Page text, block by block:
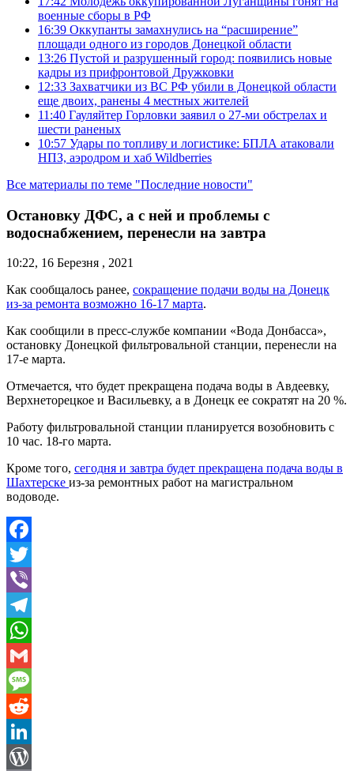
военные сборы в РФ
16:39 Оккупанты замахнулись на “расширение”
площади одного из городов Донецкой области
13:26 Пустой и разрушенный город: появились новые
кадры из прифронтовой Дружковки
12:33 Захватчики из ВС РФ убили в Донецкой области
еще двоих, ранены 4 местных жителей
11:40 Гауляйтер Горловки заявил о 27-ми обстрелах и
шести раненых
10:57 Удары по топливу и логистике: БПЛА атаковали
НПЗ, аэродром и хаб Wildberries
Все материалы по теме "Последние новости"
Остановку ДФС, а с ней и проблемы с
водоснабжением, перенесли на завтра
10:22, 16 Березня , 2021
Как сообщалось ранее, сокращение подачи воды на Донецк
из-за ремонта возможно 16-17 марта.
Как сообщили в пресс-службе компании «Вода Донбасса»,
остановку Донецкой фильтровальной станции, перенесли на
17-е марта.
Отмечается, что будет прекращена подача воды в Авдеевку,
Верхнеторецкое и Васильевку, а в Донецк ее сократят на 20 %.
Работу фильтровальной станции планируется возобновить с
10 час. 18-го марта.
Кроме того, сегодня и завтра будет прекращена подача воды в
Шахтерске из-за ремонтных работ на магистральном
водоводе.
Facebook
Twitter
Viber
Telegram
WhatsApp
Gmail
Message
Reddit
LinkedIn